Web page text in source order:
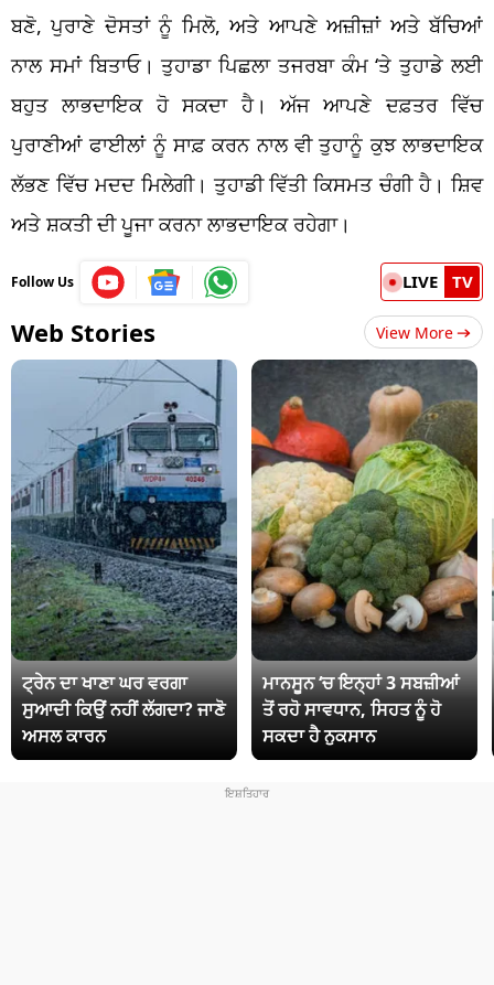
ਬਣੋ, ਪੁਰਾਣੇ ਦੋਸਤਾਂ ਨੂੰ ਮਿਲੋ, ਅਤੇ ਆਪਣੇ ਅਜ਼ੀਜ਼ਾਂ ਅਤੇ ਬੱਚਿਆਂ
ਨਾਲ ਸਮਾਂ ਬਿਤਾਓ। ਤੁਹਾਡਾ ਪਿਛਲਾ ਤਜਰਬਾ ਕੰਮ ‘ਤੇ ਤੁਹਾਡੇ ਲਈ
ਬਹੁਤ ਲਾਭਦਾਇਕ ਹੋ ਸਕਦਾ ਹੈ। ਅੱਜ ਆਪਣੇ ਦਫ਼ਤਰ ਵਿੱਚ
ਪੁਰਾਣੀਆਂ ਫਾਈਲਾਂ ਨੂੰ ਸਾਫ਼ ਕਰਨ ਨਾਲ ਵੀ ਤੁਹਾਨੂੰ ਕੁਝ ਲਾਭਦਾਇਕ
ਲੱਭਣ ਵਿੱਚ ਮਦਦ ਮਿਲੇਗੀ। ਤੁਹਾਡੀ ਵਿੱਤੀ ਕਿਸਮਤ ਚੰਗੀ ਹੈ। ਸ਼ਿਵ
ਅਤੇ ਸ਼ਕਤੀ ਦੀ ਪੂਜਾ ਕਰਨਾ ਲਾਭਦਾਇਕ ਰਹੇਗਾ।
Follow Us LIVE TV
Web Stories View More
ਟ੍ਰੇਨ ਦਾ ਖਾਣਾ ਘਰ ਵਰਗਾ
ਸੁਆਦੀ ਕਿਉਂ ਨਹੀਂ ਲੱਗਦਾ? ਜਾਣੋ
ਅਸਲ ਕਾਰਨ
ਮਾਨਸੂਨ ‘ਚ ਇਨ੍ਹਾਂ 3 ਸਬਜ਼ੀਆਂ
ਤੋਂ ਰਹੋ ਸਾਵਧਾਨ, ਸਿਹਤ ਨੂੰ ਹੋ
ਸਕਦਾ ਹੈ ਨੁਕਸਾਨ